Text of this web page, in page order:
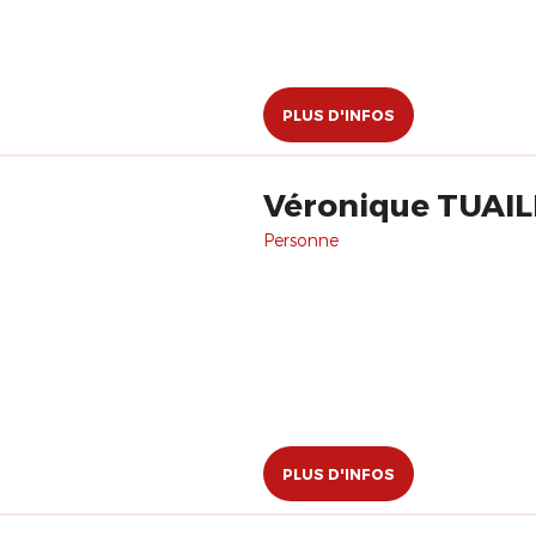
PLUS D'INFOS
Véronique
Personne
PLUS D'INFOS